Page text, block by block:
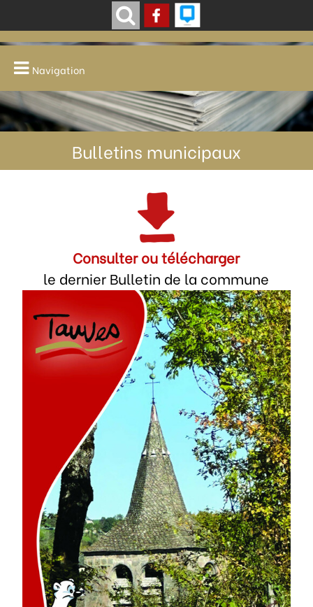
Navigation
Bulletins municipaux
Consulter ou télécharger
le dernier Bulletin de la commune